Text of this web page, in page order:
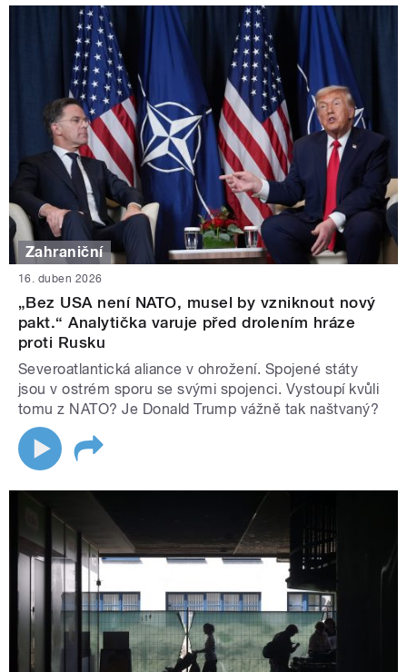
Zahraniční
16. duben 2026
„Bez USA není NATO, musel by vzniknout nový
pakt.“ Analytička varuje před drolením hráze
proti Rusku
Severoatlantická aliance v ohrožení. Spojené státy
jsou v ostrém sporu se svými spojenci. Vystoupí kvůli
tomu z NATO? Je Donald Trump vážně tak naštvaný?